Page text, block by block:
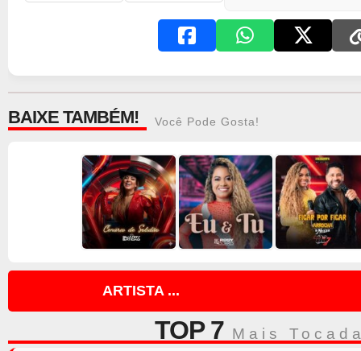
BAIXE TAMBÉM! Você Pode Gosta!
ARTISTA ...
TOP 7 Mais